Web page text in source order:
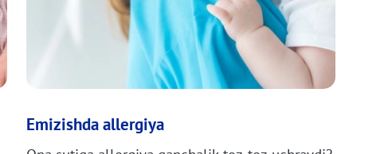
Emizishda allergiya